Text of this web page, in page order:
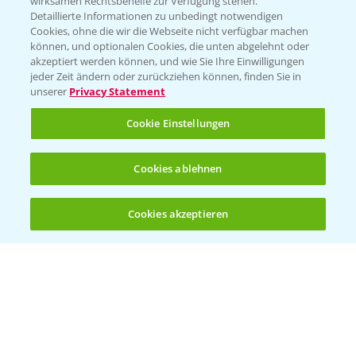
(noch 4)
Folgen Sie uns
Allgemeine Nutzungsbedingungen
Datenschutzerklärung
Detaillierte Informationen zu unbedingt notwendigen
Cookies, ohne die wir die Webseite nicht verfügbar machen
können, und optionalen Cookies, die unten abgelehnt oder
akzeptiert werden können, und wie Sie Ihre Einwilligungen
jeder Zeit ändern oder zurückziehen können, finden Sie in
unserer Privacy Statement
Cookie Einstellungen
Cookies ablehnen
Cookies akzeptieren